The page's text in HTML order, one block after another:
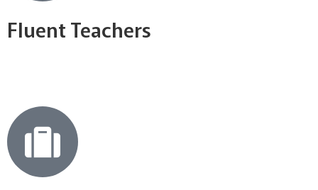
Fluent Teachers